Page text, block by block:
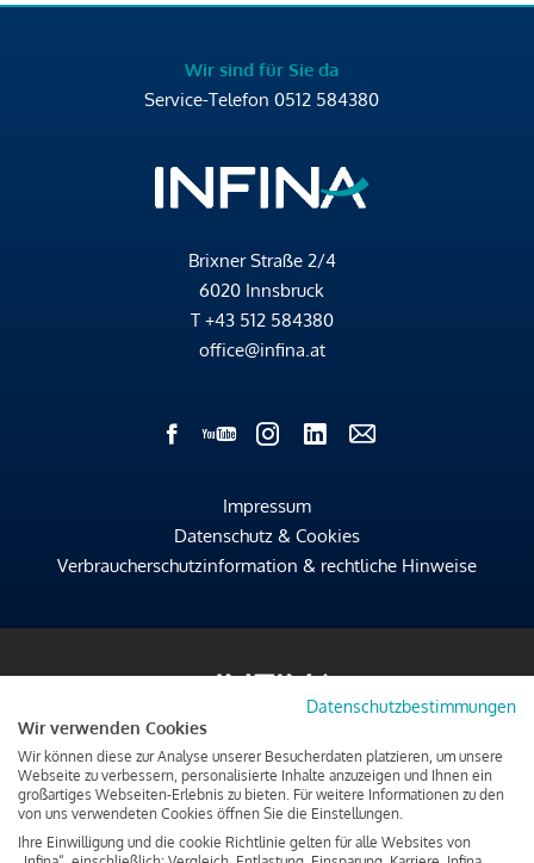
Wir sind für Sie da
Service-Telefon 0512 584380
Brixner Straße 2/4
6020 Innsbruck
T +43 512 584380
office@infina.at
Impressum
Datenschutz & Cookies
Verbraucherschutzinformation & rechtliche Hinweise
Datenschutzbestimmungen
Wir verwenden Cookies
Wir können diese zur Analyse unserer Besucherdaten platzieren, um unsere
Webseite zu verbessern, personalisierte Inhalte anzuzeigen und Ihnen ein
großartiges Webseiten-Erlebnis zu bieten. Für weitere Informationen zu den
von uns verwendeten Cookies öffnen Sie die Einstellungen.
Ihre Einwilligung und die cookie Richtlinie gelten für alle Websites von